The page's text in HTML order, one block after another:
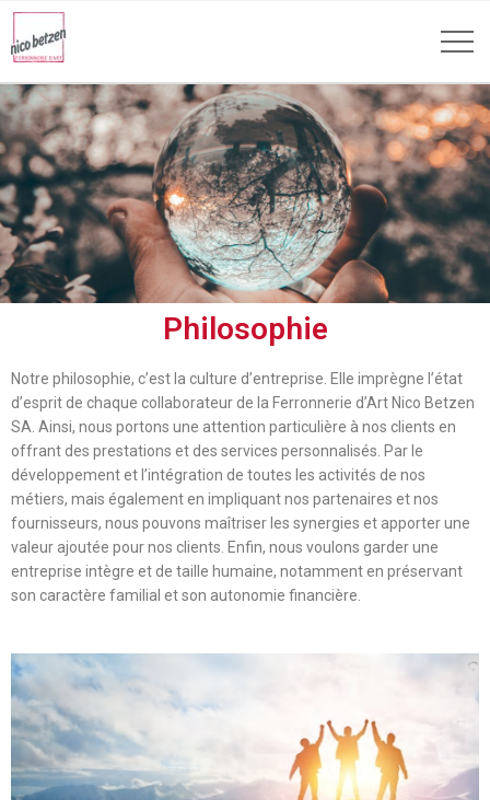
Philosophie
Notre philosophie, c’est la culture d’entreprise. Elle imprègne l’état
d’esprit de chaque collaborateur de la Ferronnerie d’Art Nico Betzen
SA. Ainsi, nous portons une attention particulière à nos clients en
offrant des prestations et des services personnalisés. Par le
développement et l’intégration de toutes les activités de nos
métiers, mais également en impliquant nos partenaires et nos
fournisseurs, nous pouvons maîtriser les synergies et apporter une
valeur ajoutée pour nos clients. Enfin, nous voulons garder une
entreprise intègre et de taille humaine, notamment en préservant
son caractère familial et son autonomie financière.